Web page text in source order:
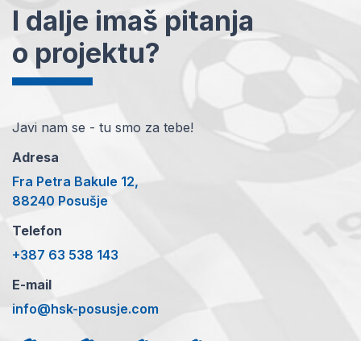
I dalje imaš pitanja
o projektu?
Javi nam se - tu smo za tebe!
Adresa
Fra Petra Bakule 12,
88240 Posušje
Telefon
+387 63 538 143
E-mail
info@hsk-posusje.com